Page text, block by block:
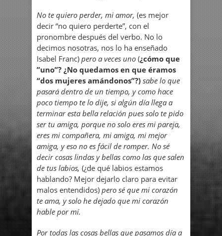
No te quiero perder, mi amor, (es mejor
decir “no quiero perderte”, con el
pronombre después del verbo. No lo
decimos nosotras, nos lo ha enseñado
Isabel Franc) pero a veces uno (¿cómo que
”uno”? ¿No quedamos en que éramos
“dos mujeres amándonos”?) sabe lo que
pasará dentro de un tiempo, y como hace
poco tiempo te lo dije, si algún día llega a
terminar esta bella relación pues solo te pido
ser tu amiga, porque no solo eres mi pareja,
eres mi compañera, mi amiga, mi mejor
amiga, y eso no es fácil de romper. No sé
decir cosas lindas y bellas como las que salen
de tus labios, (¿de qué labios estamos
hablando? Mejor dejarlo claro para evitar
malos entendidos) pero sé que mi corazón
te ama, y solo he dejado que mi corazón
hable por mí.
Por todas las cosas bellas que pasamos día a